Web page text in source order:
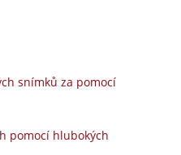
snímků za pomocí
pomocí hlubokých